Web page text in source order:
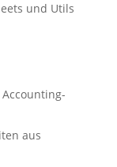
und Utils
aus